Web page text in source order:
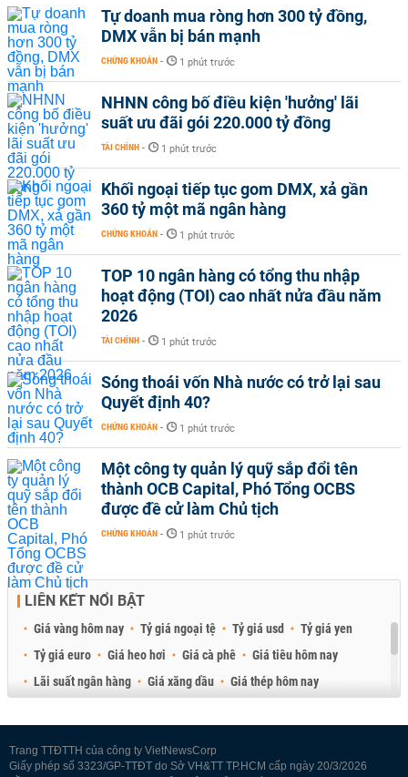
Tự doanh mua ròng hơn 300 tỷ đồng,
DMX vẫn bị bán mạnh
CHỨNG KHOÁN - 1 phút trước
NHNN công bố điều kiện 'hưởng' lãi
suất ưu đãi gói 220.000 tỷ đồng
TÀI CHÍNH - 1 phút trước
Khối ngoại tiếp tục gom DMX, xả gần
360 tỷ một mã ngân hàng
CHỨNG KHOÁN - 1 phút trước
TOP 10 ngân hàng có tổng thu nhập
hoạt động (TOI) cao nhất nửa đầu năm
2026
TÀI CHÍNH - 1 phút trước
Sóng thoái vốn Nhà nước có trở lại sau
Quyết định 40?
CHỨNG KHOÁN - 1 phút trước
Một công ty quản lý quỹ sắp đổi tên
thành OCB Capital, Phó Tổng OCBS
được đề cử làm Chủ tịch
CHỨNG KHOÁN - 1 phút trước
LIÊN KẾT NỔI BẬT
Giá vàng hôm nay Tỷ giá ngoại tệ Tỷ giá usd
Tỷ giá yen
Tỷ giá euro
Giá heo hơi Giá cà phê
Giá tiêu hôm nay
Lãi suất ngân hàng
Giá xăng dầu
Giá thép hôm nay
Trang TTĐTTH của công ty VietNewsCorp
Giấy phép số 3323/GP-TTĐT do Sở VH&TT TP.HCM cấp ngày 20/3/2026